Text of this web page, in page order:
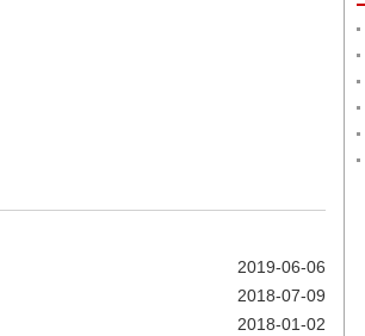
2019-06-06
2018-07-09
2018-01-02